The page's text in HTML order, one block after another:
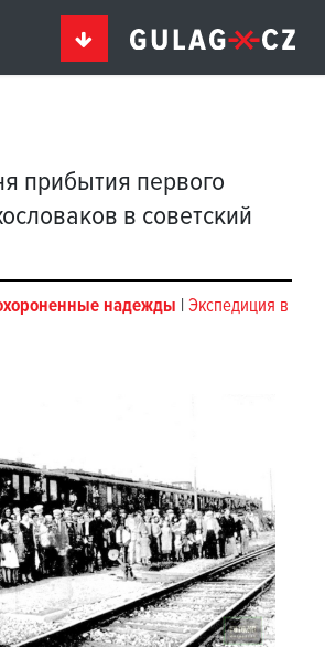
прибытия первого
в cоветский
надежды | Экспедиция в